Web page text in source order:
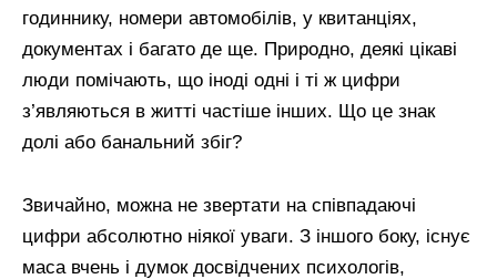
годиннику, номери автомобілів, у квитанціях,
документах і багато де ще. Природно, деякі цікаві
люди помічають, що іноді одні і ті ж цифри
з’являються в житті частіше інших. Що це знак
долі або банальний збіг?
Звичайно, можна не звертати на співпадаючі
цифри абсолютно ніякої уваги. З іншого боку, існує
маса вчень і думок досвідчених психологів,